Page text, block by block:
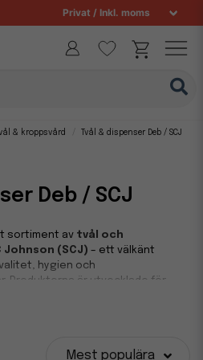
& kroppsvård Tvål & dispenser Deb / SCJ
Deb / SCJ
sortiment av tvål och
Johnson (SCJ) – ett välkänt
hygien och
Produkterna är utvecklade för
inom både professionella
Mest populära